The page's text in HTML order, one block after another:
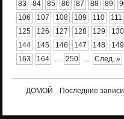
83 84 85 86 87 88 89
106
107 108 109 110 111
125
126 127 128 129 130
144
145 146 147 148 149
163
164 ... 250 ... След. »
ДОМОЙ Последние записи